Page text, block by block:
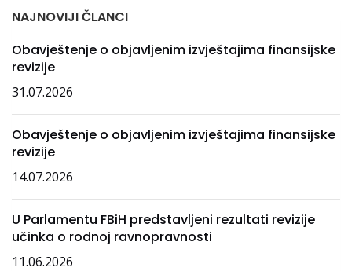
NAJNOVIJI ČLANCI
Obavještenje o objavljenim izvještajima finansijske
revizije
31.07.2026
Obavještenje o objavljenim izvještajima finansijske
revizije
14.07.2026
U Parlamentu FBiH predstavljeni rezultati revizije
učinka o rodnoj ravnopravnosti
11.06.2026